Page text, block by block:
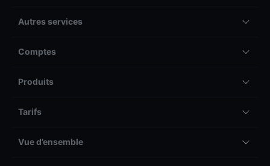
Autres services
Comptes
Produits
Tarifs
Vue d’ensemble